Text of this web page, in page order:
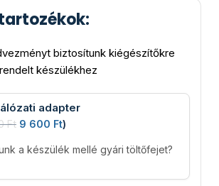
biztosítunk kiégészítőkre
készülékhez
adapter
Ft 9 600 Ft)
a készülék mellé gyári töltőfejet?